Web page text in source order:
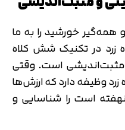
همه‌گیر خورشید را به ما
زرد در تکنیک شش کلاه
است. وقتی
وظیفه دارد که ارزش‌ها
است را شناسایی و